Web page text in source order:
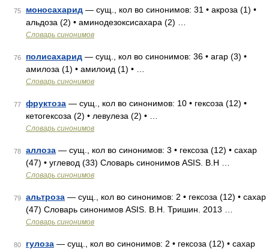
75 моносахарид — сущ., кол во синонимов: 31 • акроза (1) •
альдоза (2) • аминодезоксисахара (2) …
Словарь синонимов
76 полисахарид — сущ., кол во синонимов: 36 • агар (3) •
амилоза (1) • амилоид (1) • …
Словарь синонимов
77 фруктоза — сущ., кол во синонимов: 10 • гексоза (12) •
кетогексоза (2) • левулеза (2) • …
Словарь синонимов
78 аллоза — сущ., кол во синонимов: 3 • гексоза (12) • сахар
(47) • углевод (33) Словарь синонимов ASIS. В.Н …
Словарь синонимов
79 альтроза — сущ., кол во синонимов: 2 • гексоза (12) • сахар
(47) Словарь синонимов ASIS. В.Н. Тришин. 2013 …
Словарь синонимов
80 гулоза — сущ., кол во синонимов: 2 • гексоза (12) • сахар